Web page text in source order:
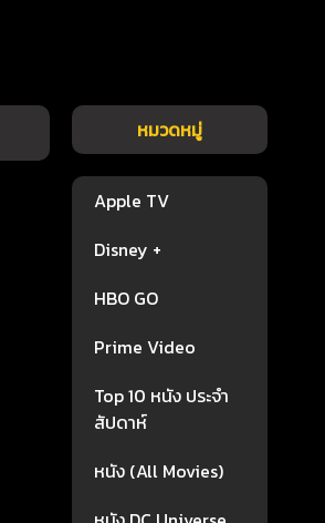
หมวดหมู่
Apple TV
Disney +
HBO GO
Prime Video
Top 10 หนัง ประจำ
สัปดาห์
หนัง (All Movies)